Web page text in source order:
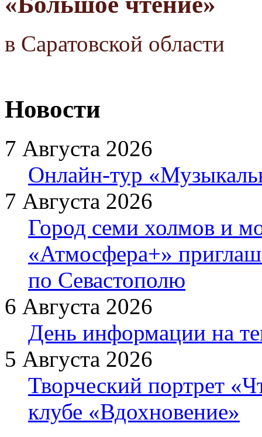
в Саратовской области
Новости
7 Августа 2026
Онлайн-тур
7 Августа 2026
Город семи холмов и
«Атмосфера+»
по Севастополю
6 Августа 2026
День информации на
5 Августа 2026
Творческий портрет
клубе «Вдохновение»